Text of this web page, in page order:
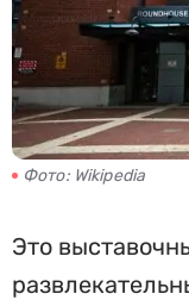
Фото: Wikipedia
Это